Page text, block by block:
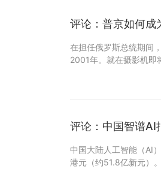
评论：普京如何成
在担任俄罗斯总统期间
2001年。就在摄影机即
评论：中国智谱AI
中国大陆人工智能（AI
港元（约51.8亿新元）